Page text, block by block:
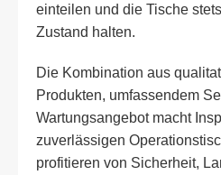
einteilen und die Tische
Zustand halten.
Die Kombination aus
Produkten, umfassendem
Wartungsangebot macht
zuverlässigen
profitieren von Sicherheit,